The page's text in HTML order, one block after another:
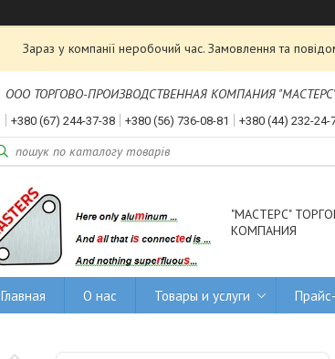
Зараз у компанії неробочий час. Замовлення та
ООО ТОРГОВО-ПРОИЗВОДСТВЕННАЯ КОМПАНИЯ "МАСТЕРС":
+380 (67) 244-37-38 +380 (56) 736-08-81 +380 (44) 232-24-
"МАСТЕРС"
КОМПАНИЯ
Главная О нас Товары и услуги